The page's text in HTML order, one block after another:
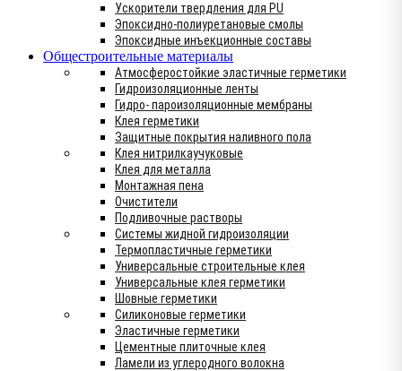
Ускорители твердления для PU
Эпоксидно-полиуретановые смолы
Эпоксидные инъекционные составы
Общестроительные материалы
Атмосферостойкие эластичные герметики
Гидроизоляционные ленты
Гидро- пароизоляционные мембраны
Клея герметики
Защитные покрытия наливного пола
Клея нитрилкаучуковые
Клея для металла
Монтажная пена
Очистители
Подливочные растворы
Системы жидной гидроизоляции
Термопластичные герметики
Универсальные строительные клея
Универсальные клея герметики
Шовные герметики
Силиконовые герметики
Эластичные герметики
Цементные плиточные клея
Ламели из углеродного волокна